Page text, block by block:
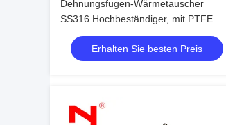
Dehnungsfugen-Wärmetauscher
SS316 Hochbeständiger, mit PTFE
ausgekleideter, flexibler Dehnungsfuge
Erhalten Sie besten Preis